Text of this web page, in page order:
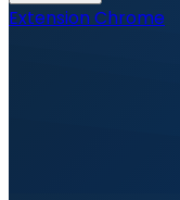
Extension Chrome